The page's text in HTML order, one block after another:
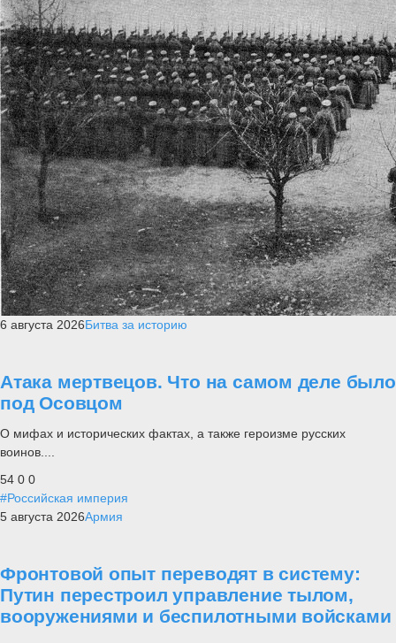
6 августа 2026Битва за историю
Атака мертвецов. Что на самом деле было
под Осовцом
О мифах и исторических фактах, а также героизме русских
воинов....
54 0 0
#Российская империя
5 августа 2026Армия
Фронтовой опыт переводят в систему:
Путин перестроил управление тылом,
вооружениями и беспилотными войсками